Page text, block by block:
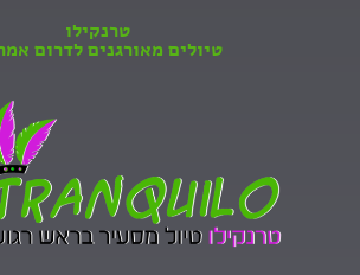
טרנקילו
טיולים מאורגנים לדרום